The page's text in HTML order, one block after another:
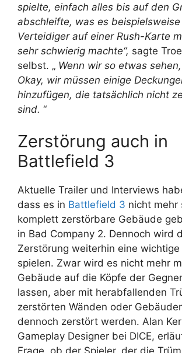
spielte, einfach alles bis auf den
abschleifte, was es
Verteidiger auf einer Rush-Karte
sehr schwierig machte“, sagte
selbst. „ Wenn wir so etwas
Okay, wir müssen einige
hinzufügen, die tatsächlich nicht
sind. “
Zerstörung auch in
Battlefield 3
Aktuelle Trailer und Interviews
dass es in Battlefield 3 nicht mehr
komplett zerstörbare Gebäude
in Bad Company 2. Dennoch wird
Zerstörung weiterhin eine wichtige
spielen. Zwar wird es nicht mehr
Gebäude auf die Köpfe der
lassen, aber mit herabfallenden
zerstörten Wänden oder
dennoch zerstört werden. Alan
Gameplay Designer bei DICE,